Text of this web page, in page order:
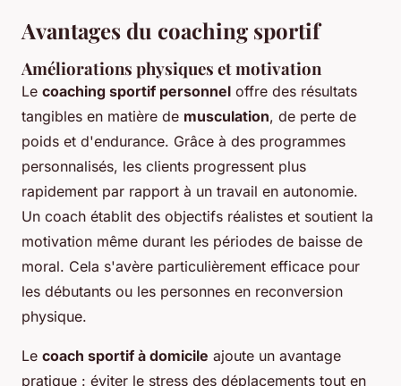
Avantages du coaching sportif
Améliorations physiques et motivation
Le coaching sportif personnel offre des résultats
tangibles en matière de musculation, de perte de
poids et d'endurance. Grâce à des programmes
personnalisés, les clients progressent plus
rapidement par rapport à un travail en autonomie.
Un coach établit des objectifs réalistes et soutient la
motivation même durant les périodes de baisse de
moral. Cela s'avère particulièrement efficace pour
les débutants ou les personnes en reconversion
physique.
Le coach sportif à domicile ajoute un avantage
pratique : éviter le stress des déplacements tout en